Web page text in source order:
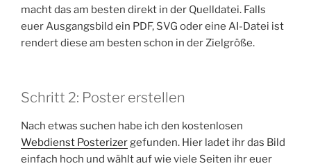
macht das am besten direkt in der Quelldatei. Falls
euer Ausgangsbild ein PDF, SVG oder eine AI-Datei ist
rendert diese am besten schon in der Zielgröße.
Schritt 2: Poster erstellen
Nach etwas suchen habe ich den kostenlosen
Webdienst Posterizergefunden. Hier ladet ihr das Bild
einfach hoch und wählt auf wie viele Seiten ihr euer